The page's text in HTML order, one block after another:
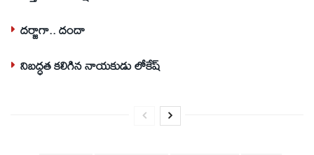
దర్జాగా.. దందా
నిబద్ధత కలిగిన నాయకుడు లోకేష్‌